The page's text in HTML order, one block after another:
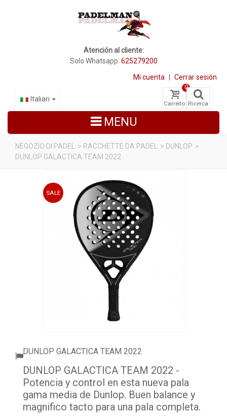
Atención al cliente:
Solo Whatsapp: 625279200
Mi cuenta Cerrar sesión
Carrello
0
Ricerca
Italian
MENU
SCARPE PADEL
NEGOZIO DI PADEL > RACCHETTE DA PADEL > DUNLOP >
DUNLOP GALACTICA TEAM 2022
SALE
DUNLOP GALACTICA TEAM 2022
DUNLOP GALACTICA TEAM 2022 -
Potencia y control en esta nueva pala
gama media de Dunlop. Buen balance y
magnifico tacto para una pala completa.